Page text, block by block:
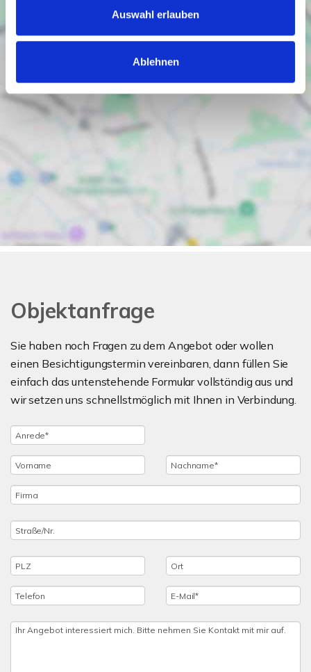
Auswahl erlauben
Ablehnen
Objektanfrage
Sie haben noch Fragen zu dem Angebot oder wollen
einen Besichtigungstermin vereinbaren, dann füllen Sie
einfach das untenstehende Formular vollständig aus und
wir setzen uns schnellstmöglich mit Ihnen in Verbindung.